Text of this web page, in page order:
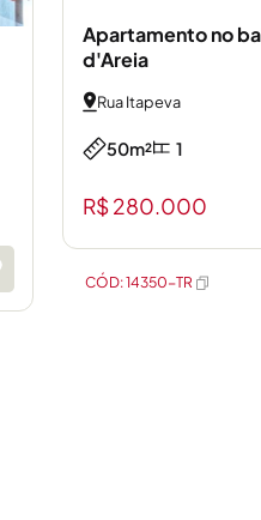
Apartamento no
d'Areia
Rua Itapeva
50m² 1
R$ 280.000
CÓD: 14350-TR